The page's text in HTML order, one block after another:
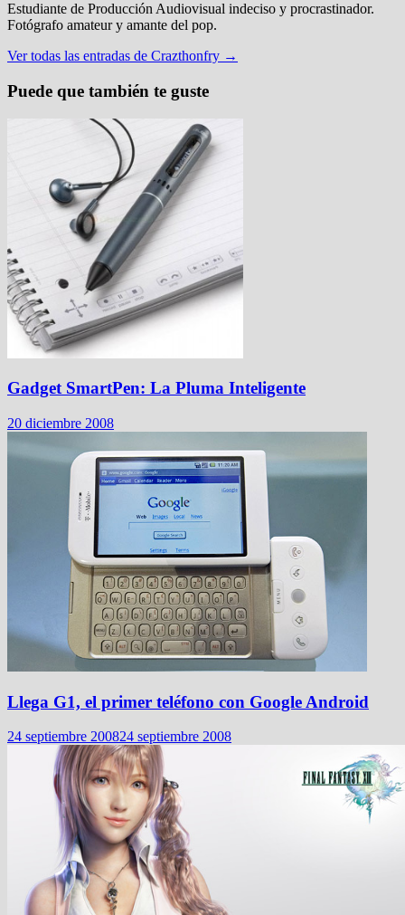
Estudiante de Producción Audiovisual indeciso y procrastinador.
Fotógrafo amateur y amante del pop.
Ver todas las entradas de Crazthonfry →
Puede que también te guste
Gadget SmartPen: La Pluma Inteligente
20 diciembre 2008
Llega G1, el primer teléfono con Google Android
24 septiembre 200824 septiembre 2008